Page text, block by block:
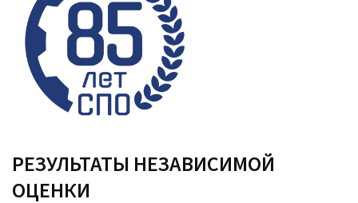
РЕЗУЛЬТАТЫ НЕЗАВИСИМОЙ
ОЦЕНКИ